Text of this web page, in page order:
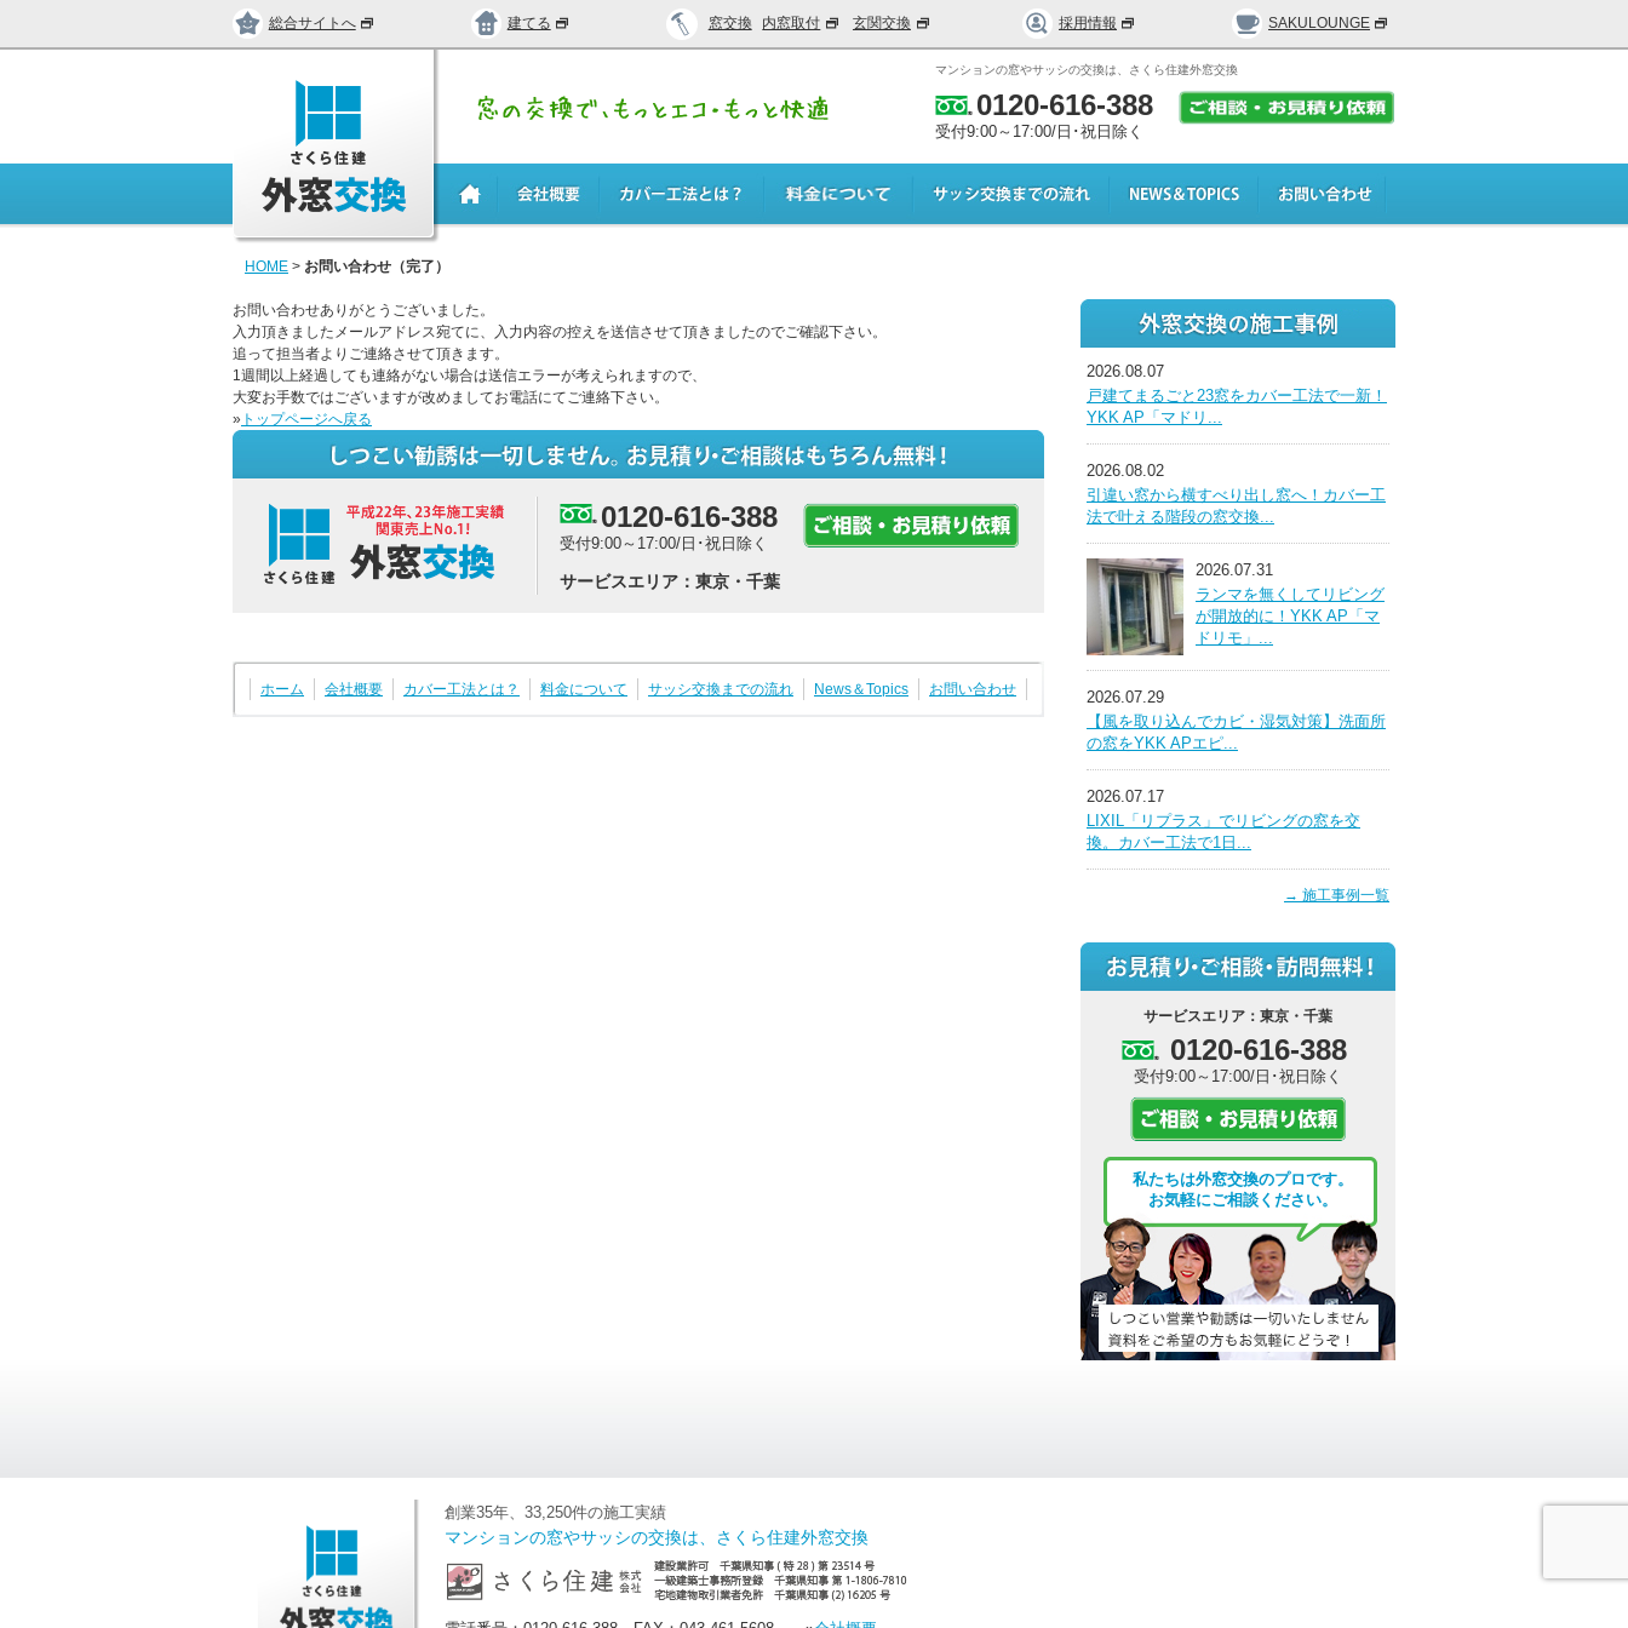
総合サイトへ 建てる 窓交換 内窓取付 玄関交換 採用情報 SAKULOUNGE
マンションの窓やサッシの交換は、さくら住建外窓交換
0120-616-388
受付9:00～17:00/日･祝日除く
HOME > お問い合わせ（完了）
お問い合わせありがとうございました。
入力頂きましたメールアドレス宛てに、入力内容の控えを送信させて頂きましたのでご確認下さい。
追って担当者よりご連絡させて頂きます。
1週間以上経過しても連絡がない場合は送信エラーが考えられますので、
大変お手数ではございますが改めましてお電話にてご連絡下さい。
» トップページへ戻る
0120-616-388
受付9:00～17:00/日･祝日除く
サービスエリア：東京・千葉
ホーム 会社概要 カバー工法とは？ 料金について サッシ交換までの流れ News＆Topics お問い合わせ
2026.08.07
戸建てまるごと23窓をカバー工法で一新！
YKK AP「マドリ...
2026.08.02
引違い窓から横すべり出し窓へ！カバー工
法で叶える階段の窓交換...
2026.07.31
ランマを無くしてリビング
が開放的に！YKK AP「マ
ドリモ」...
2026.07.29
【風を取り込んでカビ・湿気対策】洗面所
の窓をYKK APエピ...
2026.07.17
LIXIL「リプラス」でリビングの窓を交
換。カバー工法で1日...
→ 施工事例一覧
サービスエリア：東京・千葉
0120-616-388
受付9:00～17:00/日･祝日除く
私たちは外窓交換のプロです。
お気軽にご相談ください。
創業35年、33,250件の施工実績
マンションの窓やサッシの交換は、さくら住建外窓交換